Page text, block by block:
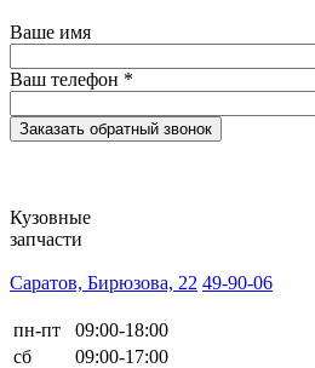
Ваше имя
Ваш телефон *
Кузовные
запчасти
Саратов, Бирюзова, 22 49-90-06
пн-пт
09:00-18:00
сб
09:00-17:00